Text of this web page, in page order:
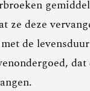
ze deze
de
dat